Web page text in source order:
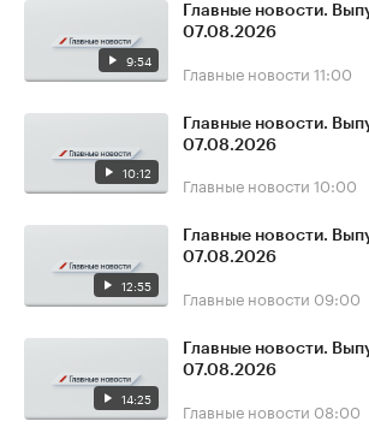
9:54
Главные новости.
07.08.2026
Главные новости 11:00
10:12
Главные новости.
07.08.2026
Главные новости 10:00
12:55
Главные новости.
07.08.2026
Главные новости 09:00
14:25
Главные новости.
07.08.2026
Главные новости 08:00